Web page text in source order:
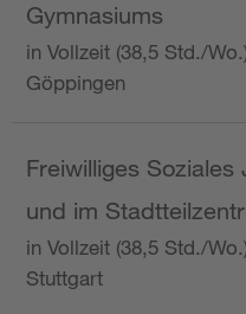
Gymnasiums
in Vollzeit (38,5 Std./
Göppingen
Freiwilliges
und im
in Vollzeit (38,5 Std./
Stuttgart